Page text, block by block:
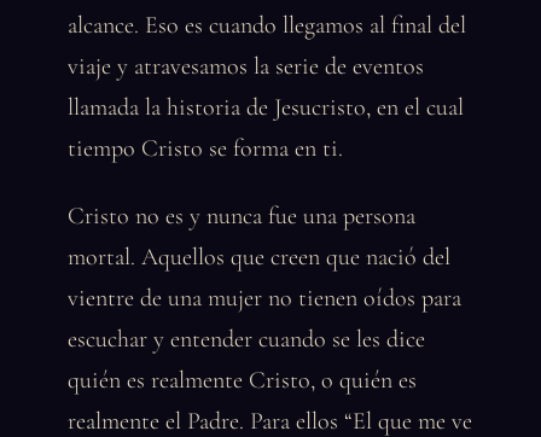
alcance. Eso es cuando llegamos al final del
viaje y atravesamos la serie de eventos
llamada la historia de Jesucristo, en el cual
tiempo Cristo se forma en ti.
Cristo no es y nunca fue una persona
mortal. Aquellos que creen que nació del
vientre de una mujer no tienen oídos para
escuchar y entender cuando se les dice
quién es realmente Cristo, o quién es
realmente el Padre. Para ellos “El que me ve